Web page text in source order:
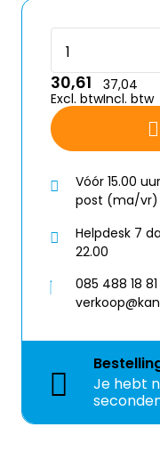
30,61
Excl. btw
37,04
Incl. btw
Vóór 15.00
post (ma/vr)
Helpdesk 7
22.00
085 488 18
Je hebt